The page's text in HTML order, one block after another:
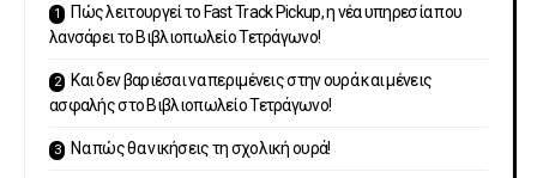
Πώς λειτουργεί το Fast Track Pickup, η νέα υπηρεσία που
λανσάρει το Βιβλιοπωλείο Τετράγωνο!
Και δεν βαριέσαι να περιμένεις στην ουρά και μένεις
ασφαλής στο Βιβλιοπωλείο Τετράγωνο!
Να πώς θα νικήσεις τη σχολική ουρά!